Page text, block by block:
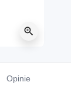
zoom_in
Opinie